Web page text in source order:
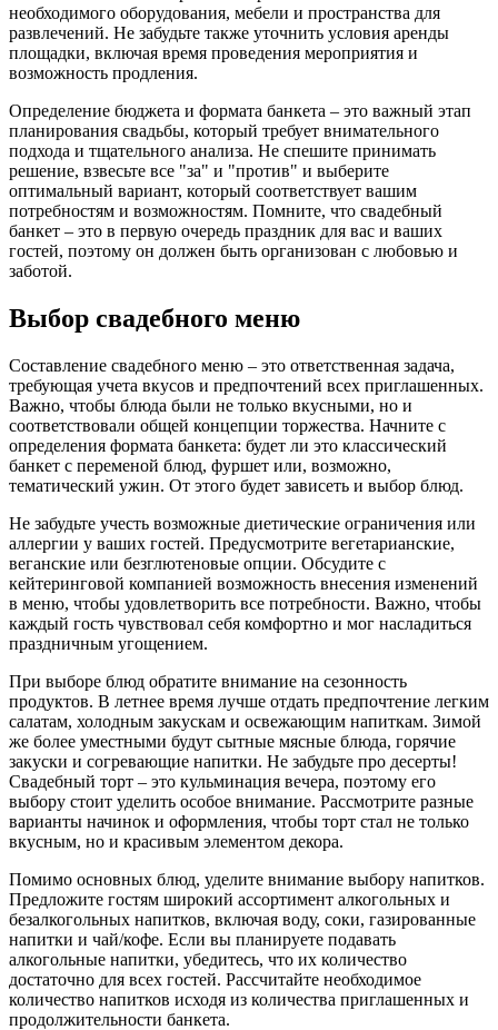
необходимого оборудования, мебели и пространства для
развлечений. Не забудьте также уточнить условия аренды
площадки, включая время проведения мероприятия и
возможность продления.
Определение бюджета и формата банкета – это важный этап
планирования свадьбы, который требует внимательного
подхода и тщательного анализа. Не спешите принимать
решение, взвесьте все "за" и "против" и выберите
оптимальный вариант, который соответствует вашим
потребностям и возможностям. Помните, что свадебный
банкет – это в первую очередь праздник для вас и ваших
гостей, поэтому он должен быть организован с любовью и
заботой.
Выбор свадебного меню
Составление свадебного меню – это ответственная задача,
требующая учета вкусов и предпочтений всех приглашенных.
Важно, чтобы блюда были не только вкусными, но и
соответствовали общей концепции торжества. Начните с
определения формата банкета: будет ли это классический
банкет с переменой блюд, фуршет или, возможно,
тематический ужин. От этого будет зависеть и выбор блюд.
Не забудьте учесть возможные диетические ограничения или
аллергии у ваших гостей. Предусмотрите вегетарианские,
веганские или безглютеновые опции. Обсудите с
кейтеринговой компанией возможность внесения изменений
в меню, чтобы удовлетворить все потребности. Важно, чтобы
каждый гость чувствовал себя комфортно и мог насладиться
праздничным угощением.
При выборе блюд обратите внимание на сезонность
продуктов. В летнее время лучше отдать предпочтение легким
салатам, холодным закускам и освежающим напиткам. Зимой
же более уместными будут сытные мясные блюда, горячие
закуски и согревающие напитки. Не забудьте про десерты!
Свадебный торт – это кульминация вечера, поэтому его
выбору стоит уделить особое внимание. Рассмотрите разные
варианты начинок и оформления, чтобы торт стал не только
вкусным, но и красивым элементом декора.
Помимо основных блюд, уделите внимание выбору напитков.
Предложите гостям широкий ассортимент алкогольных и
безалкогольных напитков, включая воду, соки, газированные
напитки и чай/кофе. Если вы планируете подавать
алкогольные напитки, убедитесь, что их количество
достаточно для всех гостей. Рассчитайте необходимое
количество напитков исходя из количества приглашенных и
продолжительности банкета.